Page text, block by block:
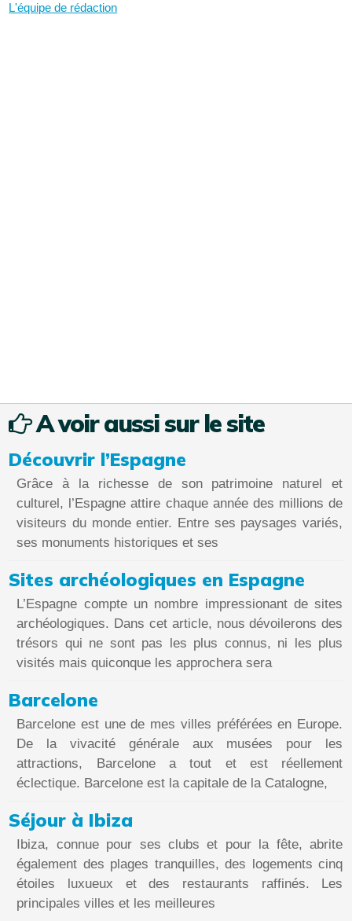
L'équipe de rédaction
A voir aussi sur le site
Découvrir l’Espagne
Grâce à la richesse de son patrimoine naturel et
culturel, l’Espagne attire chaque année des millions de
visiteurs du monde entier. Entre ses paysages variés,
ses monuments historiques et ses
Sites archéologiques en Espagne
L’Espagne compte un nombre impressionant de sites
archéologiques. Dans cet article, nous dévoilerons des
trésors qui ne sont pas les plus connus, ni les plus
visités mais quiconque les approchera sera
Barcelone
Barcelone est une de mes villes préférées en Europe.
De la vivacité générale aux musées pour les
attractions, Barcelone a tout et est réellement
éclectique. Barcelone est la capitale de la Catalogne,
Séjour à Ibiza
Ibiza, connue pour ses clubs et pour la fête, abrite
également des plages tranquilles, des logements cinq
étoiles luxueux et des restaurants raffinés. Les
principales villes et les meilleures